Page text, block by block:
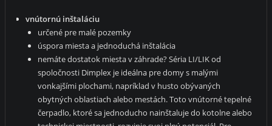
vnútornú inštaláciu
určené pre malé pozemky
úspora miesta a jednoduchá inštalácia
nemáte dostatok miesta v záhrade? Séria LI/LIK od
spoločnosti Dimplex je ideálna pre domy s malými
vonkajšími plochami, napríklad v husto obývaných
obytných oblastiach alebo mestách. Toto vnútorné tepelné
čerpadlo, ktoré sa jednoducho nainštaluje do kotolne alebo